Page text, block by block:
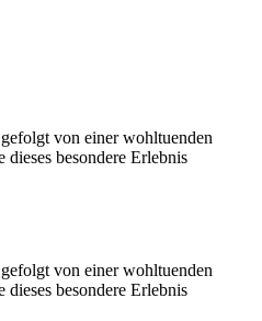
von einer wohltuenden
besondere Erlebnis
von einer wohltuenden
besondere Erlebnis